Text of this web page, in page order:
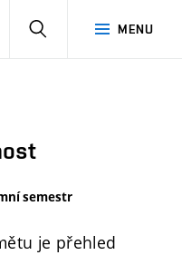
MENU
semestr
je přehled